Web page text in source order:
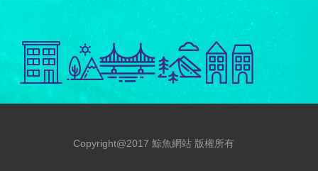
Copyright@2017 鯨魚網站 版權所有